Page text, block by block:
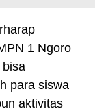
1 Ngoro
bisa
para siswa
aktivitas